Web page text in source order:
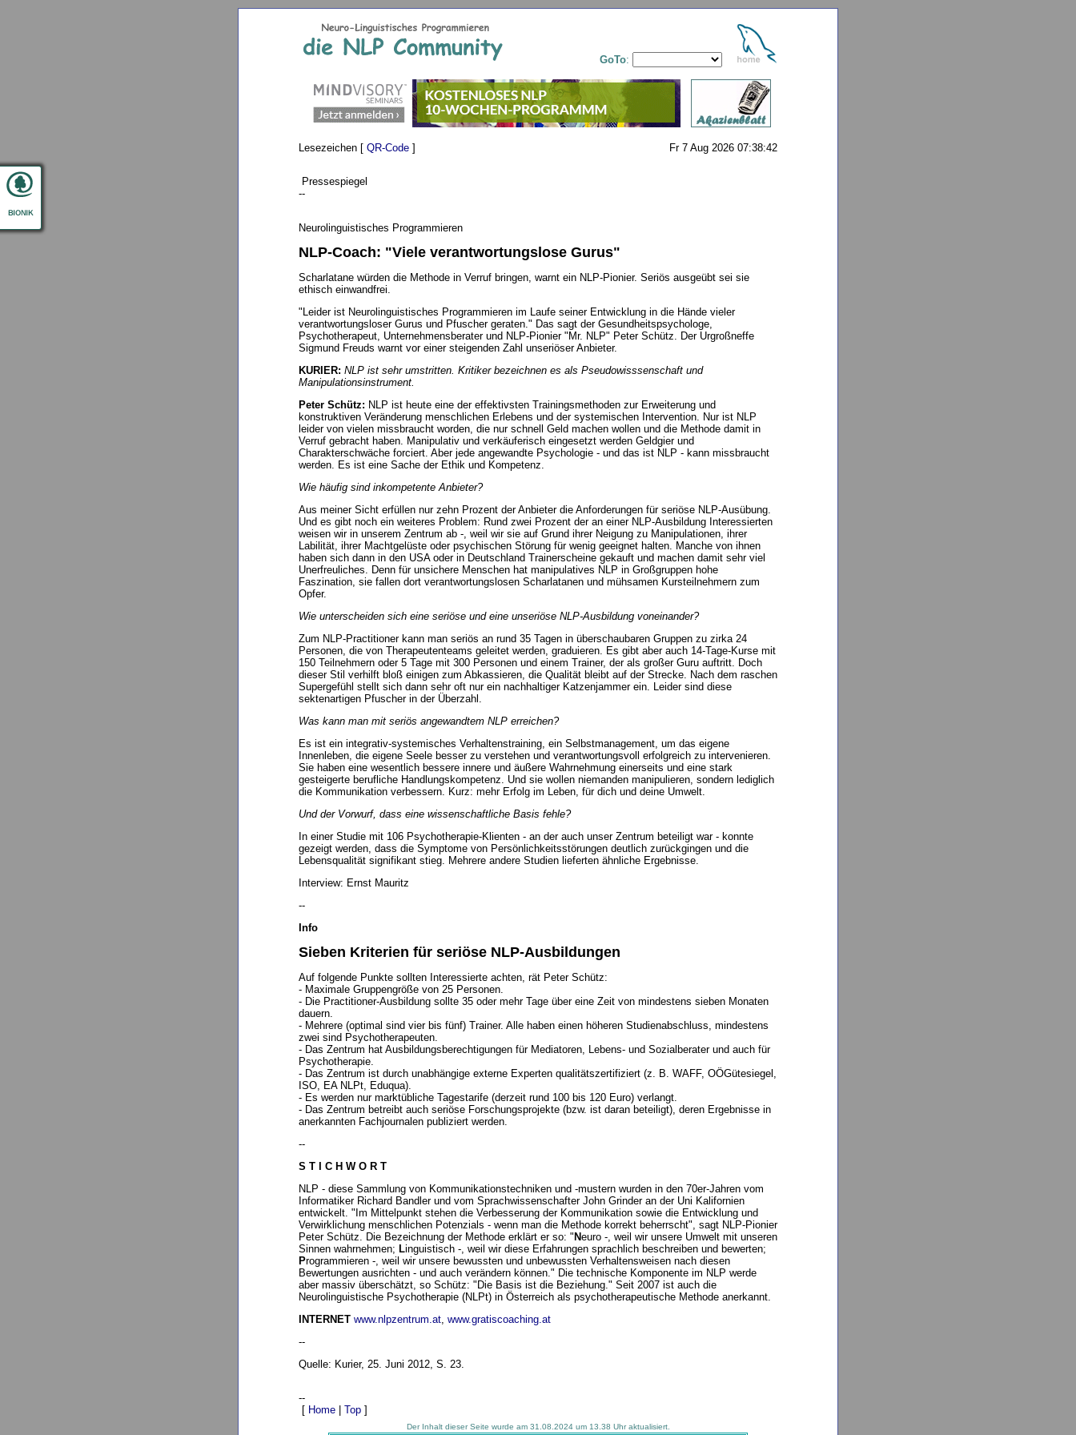
GoTo:
Lesezeichen [ QR-Code ] Fr 7 Aug 2026 07:38:42
Pressespiegel
--
Neurolinguistisches Programmieren
NLP-Coach: "Viele verantwortungslose Gurus"
Scharlatane würden die Methode in Verruf bringen, warnt ein NLP-Pionier. Seriös ausgeübt sei sie
ethisch einwandfrei.
"Leider ist Neurolinguistisches Programmieren im Laufe seiner Entwicklung in die Hände vieler
verantwortungsloser Gurus und Pfuscher geraten." Das sagt der Gesundheitspsychologe,
Psychotherapeut, Unternehmensberater und NLP-Pionier "Mr. NLP" Peter Schütz. Der Urgroßneffe
Sigmund Freuds warnt vor einer steigenden Zahl unseriöser Anbieter.
KURIER: NLP ist sehr umstritten. Kritiker bezeichnen es als Pseudowisssenschaft und
Manipulationsinstrument.
Peter Schütz: NLP ist heute eine der effektivsten Trainingsmethoden zur Erweiterung und
konstruktiven Veränderung menschlichen Erlebens und der systemischen Intervention. Nur ist NLP
leider von vielen missbraucht worden, die nur schnell Geld machen wollen und die Methode damit in
Verruf gebracht haben. Manipulativ und verkäuferisch eingesetzt werden Geldgier und
Charakterschwäche forciert. Aber jede angewandte Psychologie - und das ist NLP - kann missbraucht
werden. Es ist eine Sache der Ethik und Kompetenz.
Wie häufig sind inkompetente Anbieter?
Aus meiner Sicht erfüllen nur zehn Prozent der Anbieter die Anforderungen für seriöse NLP-Ausübung.
Und es gibt noch ein weiteres Problem: Rund zwei Prozent der an einer NLP-Ausbildung Interessierten
weisen wir in unserem Zentrum ab -, weil wir sie auf Grund ihrer Neigung zu Manipulationen, ihrer
Labilität, ihrer Machtgelüste oder psychischen Störung für wenig geeignet halten. Manche von ihnen
haben sich dann in den USA oder in Deutschland Trainerscheine gekauft und machen damit sehr viel
Unerfreuliches. Denn für unsichere Menschen hat manipulatives NLP in Großgruppen hohe
Faszination, sie fallen dort verantwortungslosen Scharlatanen und mühsamen Kursteilnehmern zum
Opfer.
Wie unterscheiden sich eine seriöse und eine unseriöse NLP-Ausbildung voneinander?
Zum NLP-Practitioner kann man seriös an rund 35 Tagen in überschaubaren Gruppen zu zirka 24
Personen, die von Therapeutenteams geleitet werden, graduieren. Es gibt aber auch 14-Tage-Kurse mit
150 Teilnehmern oder 5 Tage mit 300 Personen und einem Trainer, der als großer Guru auftritt. Doch
dieser Stil verhilft bloß einigen zum Abkassieren, die Qualität bleibt auf der Strecke. Nach dem raschen
Supergefühl stellt sich dann sehr oft nur ein nachhaltiger Katzenjammer ein. Leider sind diese
sektenartigen Pfuscher in der Überzahl.
Was kann man mit seriös angewandtem NLP erreichen?
Es ist ein integrativ-systemisches Verhaltenstraining, ein Selbstmanagement, um das eigene
Innenleben, die eigene Seele besser zu verstehen und verantwortungsvoll erfolgreich zu intervenieren.
Sie haben eine wesentlich bessere innere und äußere Wahrnehmung einerseits und eine stark
gesteigerte berufliche Handlungskompetenz. Und sie wollen niemanden manipulieren, sondern lediglich
die Kommunikation verbessern. Kurz: mehr Erfolg im Leben, für dich und deine Umwelt.
Und der Vorwurf, dass eine wissenschaftliche Basis fehle?
In einer Studie mit 106 Psychotherapie-Klienten - an der auch unser Zentrum beteiligt war - konnte
gezeigt werden, dass die Symptome von Persönlichkeitsstörungen deutlich zurückgingen und die
Lebensqualität signifikant stieg. Mehrere andere Studien lieferten ähnliche Ergebnisse.
Interview: Ernst Mauritz
--
Info
Sieben Kriterien für seriöse NLP-Ausbildungen
Auf folgende Punkte sollten Interessierte achten, rät Peter Schütz:
- Maximale Gruppengröße von 25 Personen.
- Die Practitioner-Ausbildung sollte 35 oder mehr Tage über eine Zeit von mindestens sieben Monaten
dauern.
- Mehrere (optimal sind vier bis fünf) Trainer. Alle haben einen höheren Studienabschluss, mindestens
zwei sind Psychotherapeuten.
- Das Zentrum hat Ausbildungsberechtigungen für Mediatoren, Lebens- und Sozialberater und auch für
Psychotherapie.
- Das Zentrum ist durch unabhängige externe Experten qualitätszertifiziert (z. B. WAFF, OÖGütesiegel,
ISO, EA NLPt, Eduqua).
- Es werden nur marktübliche Tagestarife (derzeit rund 100 bis 120 Euro) verlangt.
- Das Zentrum betreibt auch seriöse Forschungsprojekte (bzw. ist daran beteiligt), deren Ergebnisse in
anerkannten Fachjournalen publiziert werden.
--
S T I C H W O R T
NLP - diese Sammlung von Kommunikationstechniken und -mustern wurden in den 70er-Jahren vom
Informatiker Richard Bandler und vom Sprachwissenschafter John Grinder an der Uni Kalifornien
entwickelt. "Im Mittelpunkt stehen die Verbesserung der Kommunikation sowie die Entwicklung und
Verwirklichung menschlichen Potenzials - wenn man die Methode korrekt beherrscht", sagt NLP-Pionier
Peter Schütz. Die Bezeichnung der Methode erklärt er so: " Neuro -, weil wir unsere Umwelt mit unseren
Sinnen wahrnehmen; Linguistisch -, weil wir diese Erfahrungen sprachlich beschreiben und bewerten;
Programmieren -, weil wir unsere bewussten und unbewussten Verhaltensweisen nach diesen
Bewertungen ausrichten - und auch verändern können." Die technische Komponente im NLP werde
aber massiv überschätzt, so Schütz: "Die Basis ist die Beziehung." Seit 2007 ist auch die
Neurolinguistische Psychotherapie (NLPt) in Österreich als psychotherapeutische Methode anerkannt.
INTERNET www.nlpzentrum.at, www.gratiscoaching.at
--
Quelle: Kurier, 25. Juni 2012, S. 23.
--
[ Home Top ]
Der Inhalt dieser Seite wurde am 31.08.2024 um 13.38 Uhr aktualisiert.